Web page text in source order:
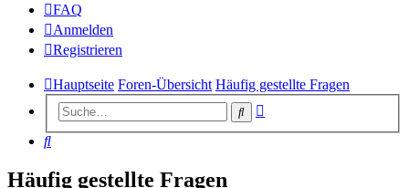
FAQ
Anmelden
Registrieren
Hauptseite Foren-Übersicht Häufig gestellte Fragen
Suche
Suche
Häufig gestellte Fragen